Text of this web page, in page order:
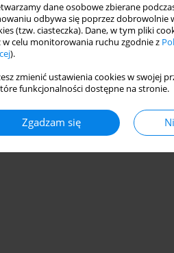
dane osobowe zbierane
odbywa się poprzez dobrowolnie
(tzw. ciasteczka). Dane, w tym pliki
w celu monitorowania ruchu zgodnie z
).
zmienić ustawienia cookies w swojej
funkcjonalności dostępne na stronie.
Zgadzam się